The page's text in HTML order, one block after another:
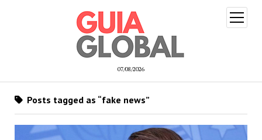
07/08/2026
open
menu
Posts tagged as “fake news”